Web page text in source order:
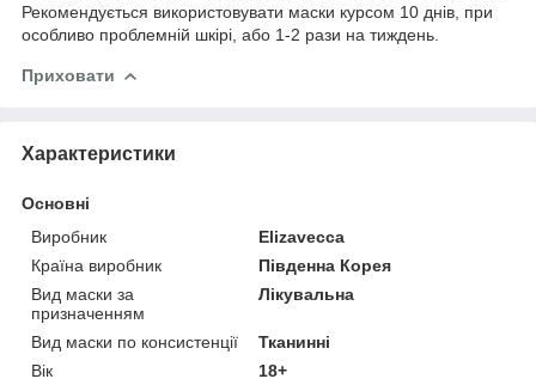
Рекомендується використовувати маски курсом 10 днів, при
особливо проблемній шкірі, або 1-2 рази на тиждень.
Приховати
Характеристики
Основні
Виробник
Elizavecca
Країна виробник
Південна Корея
Вид маски за
призначенням
Лікувальна
Вид маски по консистенції
Тканинні
Вік
18+